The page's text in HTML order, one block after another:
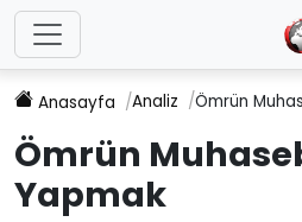
Anasayfa Analiz Ömrün
Ömrün
Yapmak